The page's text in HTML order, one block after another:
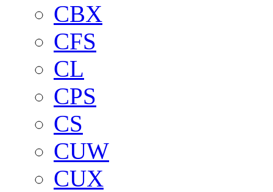
CBX
CFS
CL
CPS
CS
CUW
CUX